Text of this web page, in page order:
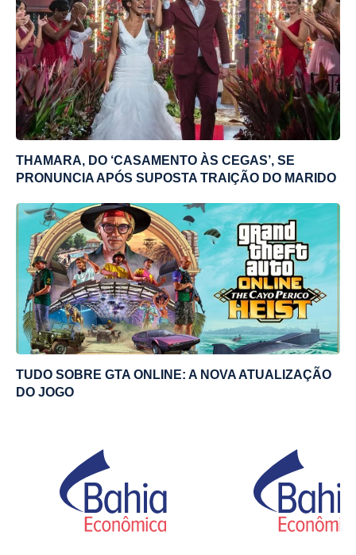
THAMARA, DO ‘CASAMENTO ÀS CEGAS’, SE
PRONUNCIA APÓS SUPOSTA TRAIÇÃO DO MARIDO
TUDO SOBRE GTA ONLINE: A NOVA ATUALIZAÇÃO
DO JOGO